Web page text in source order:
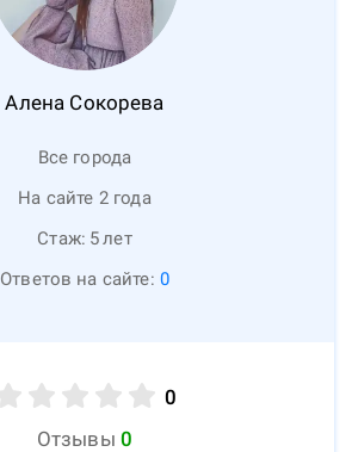
Алена Сокорева
Все города
На сайте 2 года
Стаж: 5лет
Ответов на сайте: 0
0
Отзывы 0